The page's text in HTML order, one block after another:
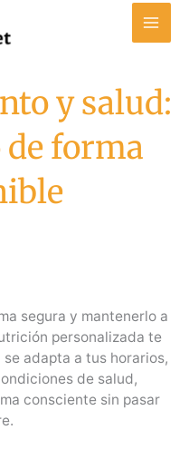
y salud:
de forma
segura y mantenerlo a
personalizada te
adapta a tus horarios,
de salud,
consciente sin pasar